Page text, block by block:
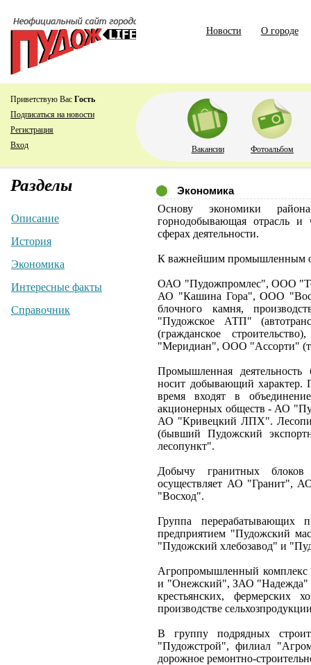
Новости О городе
Приветствую Вас Гость
Подписаться на новости
Регистрация
Вход
Вакансии Фотоальбом
Разделы
Описание
История
Экономика
Интересные факты
Справочник
Экономика
Основу экономики
горнодобывающая отрасль и
сферах деятельности.
К важнейшим промышленным
ОАО "Пудожпромлес", ООО
АО "Кашина Гора", ООО
блочного камня,
"Пудожское АТП"
(гражданское
"Меридиан", ООО "Ассорти"
Промышленная
носит добывающий характер.
время входят в
акционерных обществ - АО
АО "Кривецкий ЛПХ".
(бывший Пудожский
лесопункт".
Добычу гранитных
осуществляет АО "Гранит",
"Восход".
Группа перерабатывающих
предприятием "Пудожский
"Пудожский хлебозавод" и
Агропромышленный комплекс
и "Онежский", ЗАО
крестьянских, фермерских
производстве
В группу подрядных
"Пудожстрой", филиал
дорожное ремонтно-